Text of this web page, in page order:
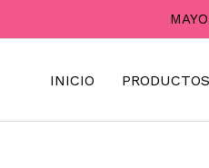
INICIO PRODUCTOS